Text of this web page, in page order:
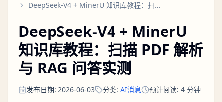
DeepSeek-V4 + MinerU 知识库教程：扫描 PDF 解析与 RAG 问答实测
DeepSeek-V4 + MinerU
知识库教程：扫描 PDF 解析
与 RAG 问答实测
发布日期: 2026-06-03 分类: AI消息 预计阅读: 4 分钟